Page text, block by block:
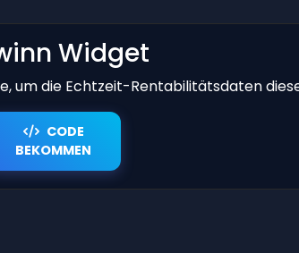
Widget
um die Echtzeit-Rentabilitätsdaten
CODE
BEKOMMEN